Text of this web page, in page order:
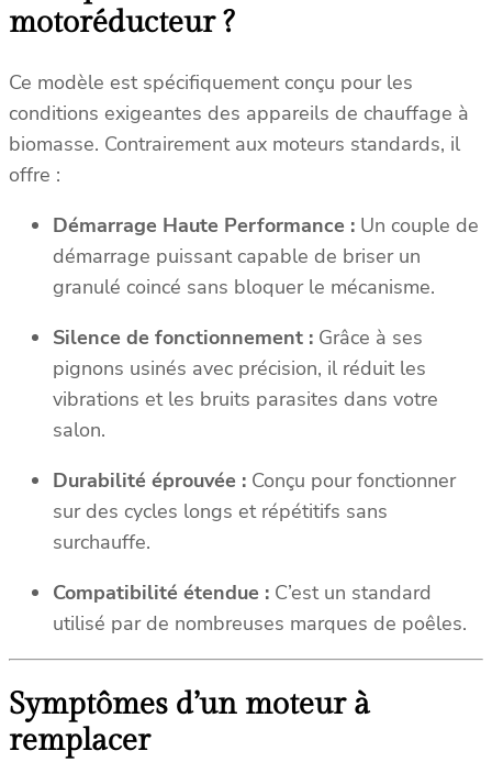
motoréducteur ?
Ce modèle est spécifiquement conçu pour les
conditions exigeantes des appareils de chauffage à
biomasse. Contrairement aux moteurs standards, il
offre :
Démarrage Haute Performance : Un couple de
démarrage puissant capable de briser un
granulé coincé sans bloquer le mécanisme.
Silence de fonctionnement : Grâce à ses
pignons usinés avec précision, il réduit les
vibrations et les bruits parasites dans votre
salon.
Durabilité éprouvée : Conçu pour fonctionner
sur des cycles longs et répétitifs sans
surchauffe.
Compatibilité étendue : C’est un standard
utilisé par de nombreuses marques de poêles.
Symptômes d’un moteur à
remplacer